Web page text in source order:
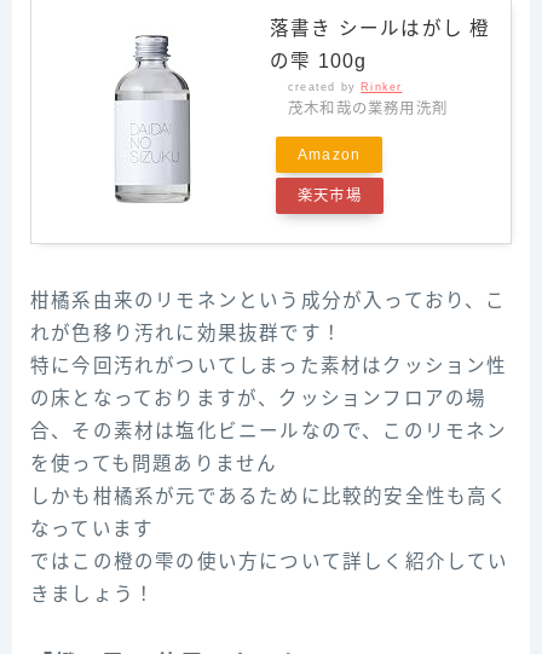
落書き シールはがし 橙
の雫 100g
created by Rinker
茂木和哉の業務用洗剤
Amazon
楽天市場
柑橘系由来のリモネンという成分が入っており、こ
れが色移り汚れに効果抜群です！
特に今回汚れがついてしまった素材はクッション性
の床となっておりますが、クッションフロアの場
合、その素材は塩化ビニールなので、このリモネン
を使っても問題ありません
しかも柑橘系が元であるために比較的安全性も高く
なっています
ではこの橙の雫の使い方について詳しく紹介してい
きましょう！